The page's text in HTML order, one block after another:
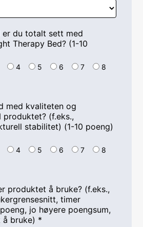
er du totalt sett med
Therapy Bed? (1-10
4 5 6 7
8
med kvaliteten og
produktet? (f.eks.,
stabilitet) (1-10 poeng)
4 5 6 7
8
produktet å bruke? (f.eks.,
timer
jo høyere poengsum,
bruke) *